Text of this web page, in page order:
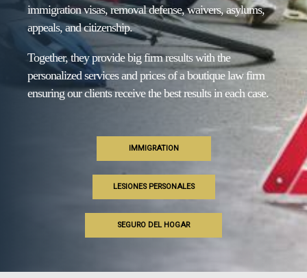
immigration visas, removal defense, waivers, asylums,
appeals, and citizenship.
Together, they provide big firm results with the
personalized services and prices of a boutique law firm
ensuring our clients receive the best results in each case.
IMMIGRATION
LESIONES PERSONALES
SEGURO DEL HOGAR